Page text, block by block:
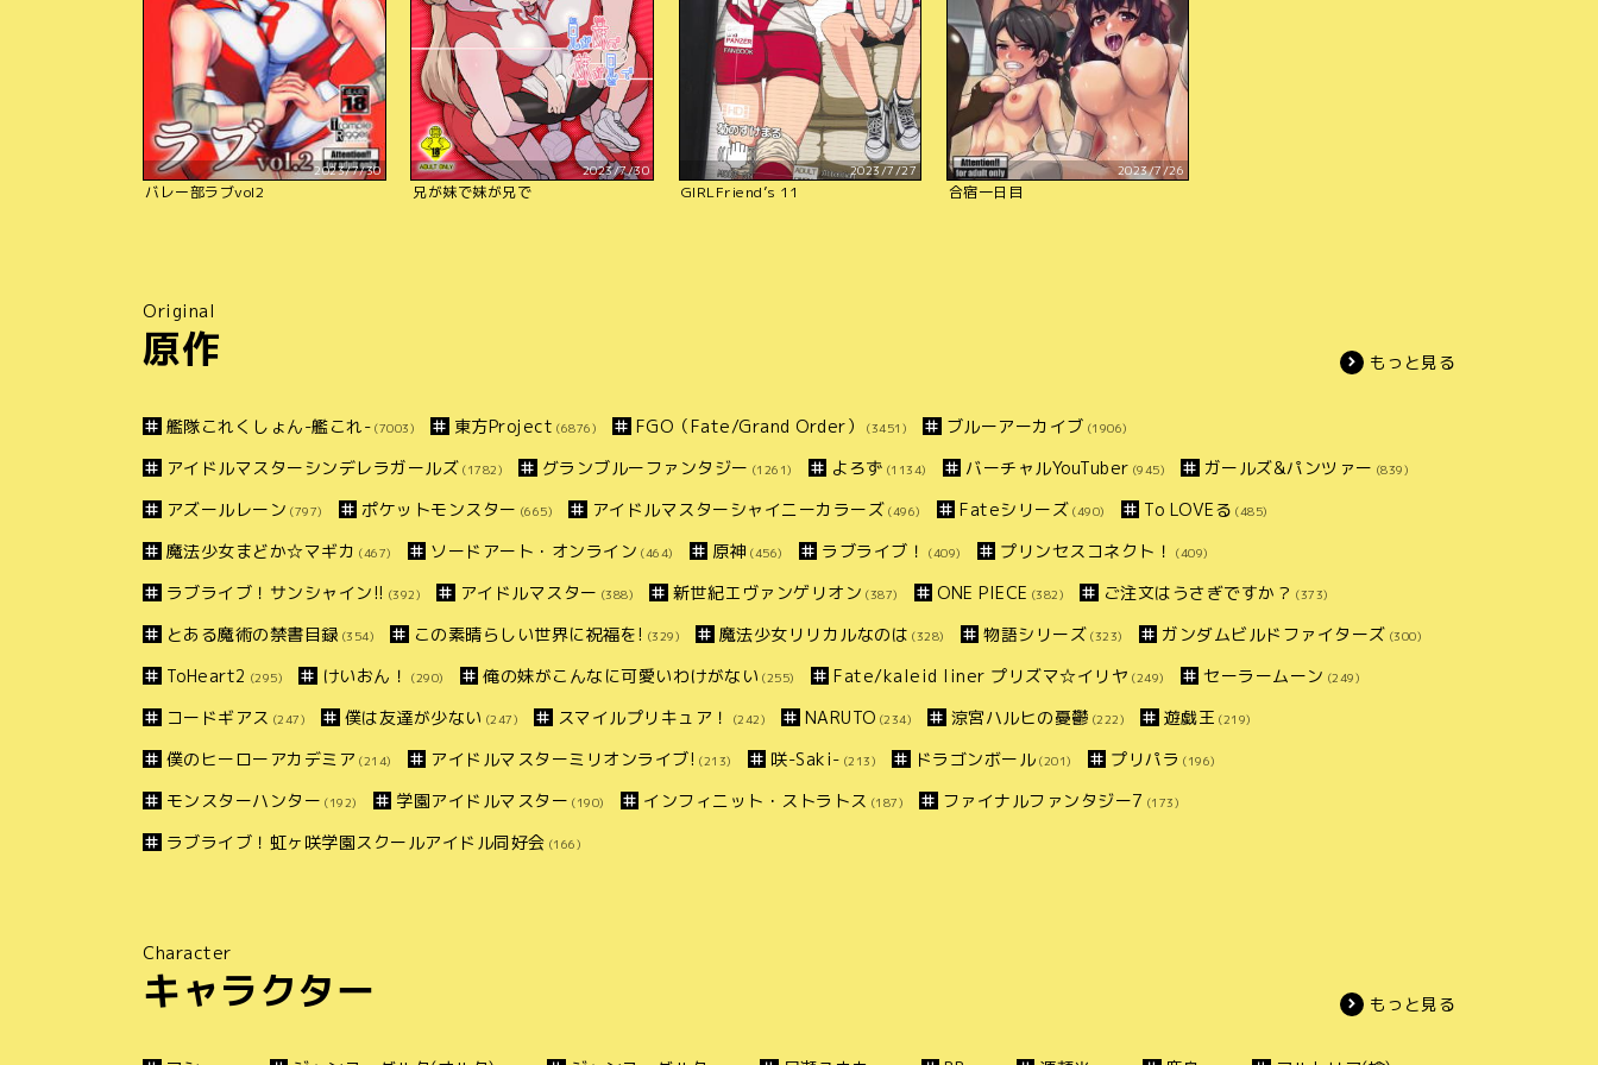
2023/7/30
バレー部ラブvol2
2023/7/30
兄が妹で妹が兄で
2023/7/27
GIRLFriend’s 11
2023/7/26
合宿一日目
Original
原作 もっと見る
艦隊これくしょん-艦これ- (7003) 東方Project (6876) FGO（Fate/Grand Order） (3451) ブルーアーカイブ (1906)
アイドルマスターシンデレラガールズ (1782) グランブルーファンタジー (1261) よろず (1134) バーチャルYouTuber (945) ガールズ&パンツァー (839)
アズールレーン (797) ポケットモンスター (665) アイドルマスターシャイニーカラーズ (496) Fateシリーズ (490) To LOVEる (485)
魔法少女まどか☆マギカ (467) ソードアート・オンライン (464) 原神 (456) ラブライブ！ (409) プリンセスコネクト！ (409)
ラブライブ！サンシャイン!! (392) アイドルマスター (388) 新世紀エヴァンゲリオン (387) ONE PIECE (382) ご注文はうさぎですか？ (373)
とある魔術の禁書目録 (354) この素晴らしい世界に祝福を! (329) 魔法少女リリカルなのは (328) 物語シリーズ (323) ガンダムビルドファイターズ (300)
ToHeart2 (295) けいおん！ (290) 俺の妹がこんなに可愛いわけがない (255) Fate/kaleid liner プリズマ☆イリヤ (249) セーラームーン (249)
コードギアス (247) 僕は友達が少ない (247) スマイルプリキュア！ (242) NARUTO (234) 涼宮ハルヒの憂鬱 (222) 遊戯王 (219)
僕のヒーローアカデミア (214) アイドルマスターミリオンライブ! (213) 咲-Saki- (213) ドラゴンボール (201) プリパラ (196)
モンスターハンター (192) 学園アイドルマスター (190) インフィニット・ストラトス (187) ファイナルファンタジー7 (173)
ラブライブ！虹ヶ咲学園スクールアイドル同好会 (166)
Character
キャラクター もっと見る